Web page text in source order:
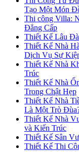
Tạo Một Món
Thi công Villa:
Đẳng Cấp
Thiết Kế Lâu
Thiết Kế Nhà
Dịch Vụ Sự
Thiết Kế Nhà
Trúc
Thiết Kế Nhà
Trong Chật Hẹp
Thiết Kế Nhà
Là Một Trò
Thiết Kế Nhà
và Kiến Trúc
Thiết Kế Sân
Thiết Kế Thi